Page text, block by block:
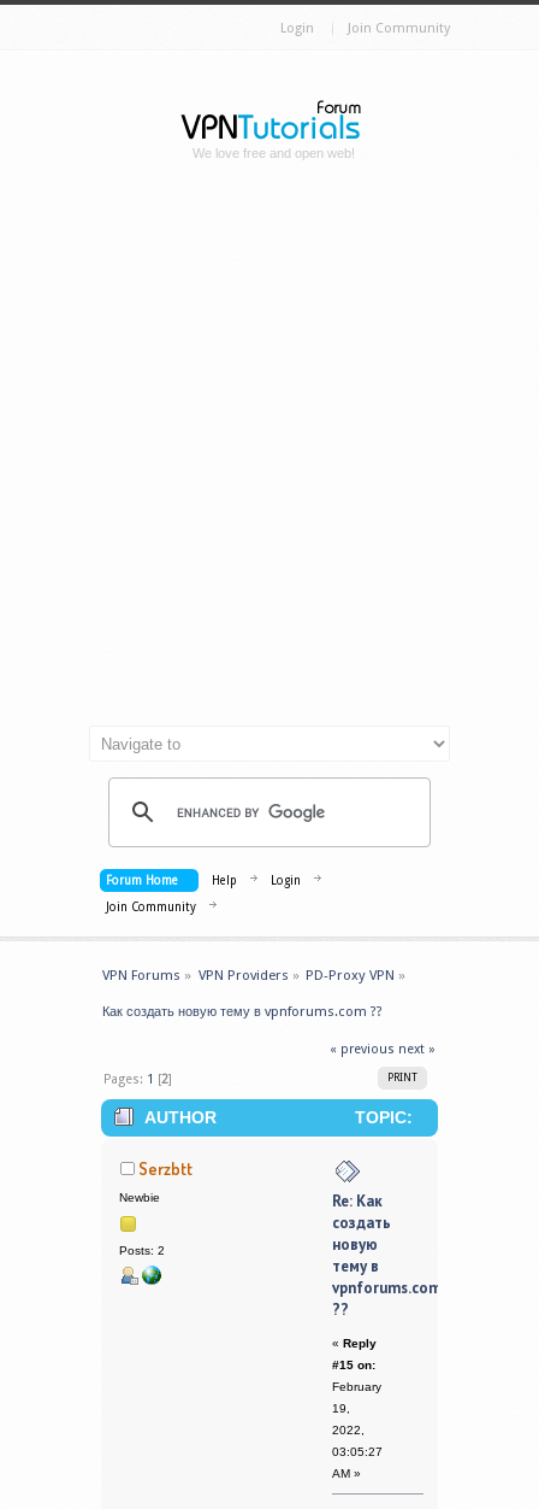
Login Join Community
We love free and open web!
Forum Home Help
Login
Join Community
VPN Forums » VPN Providers » PD-Proxy VPN »
Как создать новую тему в vpnforums.com ??
« previous next »
PRINT
Pages: 1 [2]
AUTHOR
TOPIC:
VPNFORUMS.COM ?? (READ 642233
TIMES)
Serzbtt
Newbie
Posts: 2
Re: Как
создать
новую
тему в
vpnforums.com
??
« Reply
#15 on:
February
19,
2022,
03:05:27
AM »